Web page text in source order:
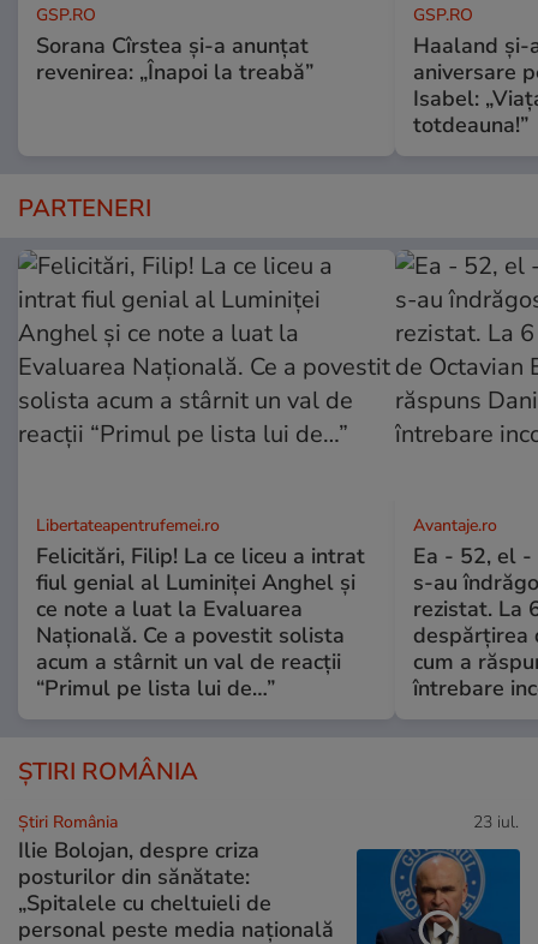
GSP.RO
Sorana Cîrstea și-a anunțat
revenirea: „Înapoi la treabă”
GSP.RO
Haaland
aniversare
Isabel:
totdeauna!”
PARTENERI
Libertateapentrufemei.ro
Felicitări, Filip! La ce liceu a intrat
fiul genial al Luminiței Anghel și
ce note a luat la Evaluarea
Națională. Ce a povestit solista
acum a stârnit un val de reacții
“Primul pe lista lui de…”
Avantaje.ro
Ea - 52, el -
s-au
rezistat. La
despărțirea
cum a
întrebare
ȘTIRI ROMÂNIA
Știri România 23 iul.
Ilie Bolojan, despre criza
posturilor din sănătate:
„Spitalele cu cheltuieli de
personal peste media națională